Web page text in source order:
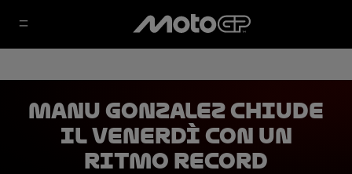
Manu Gonzalez chiude
il venerdì con un
ritmo record